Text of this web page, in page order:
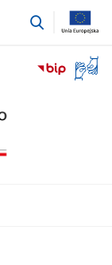
przejdź
okno